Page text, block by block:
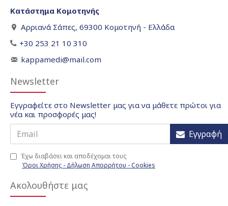
Κατάστημα Κομοτηνής
Αρριανά Σάπες, 69300 Κομοτηνή - Ελλάδα
+30 253 21 10 310
kappamedi@mail.com
Newsletter
Εγγραφείτε στο Newsletter μας για να μάθετε πρώτοι για
νέα και προσφορές μας!
Εγγραφή
Έχω διαβάσει και αποδέχομαι τους
Όροι Χρήσης - Δήλωση Απορρήτου - Cookies
Ακολουθήστε μας